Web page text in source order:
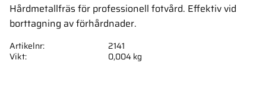
Hårdmetallfräs för professionell fotvård. Effektiv vid
borttagning av förhårdnader.
Artikelnr
2141
Vikt
0,004 kg